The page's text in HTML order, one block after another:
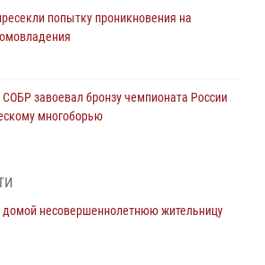
попытку проникновения на
СОБР завоевал бронзу чемпионата России
многоборью
качество предоставления
троих юных путешественников из
домой несовершеннолетнюю жительницу